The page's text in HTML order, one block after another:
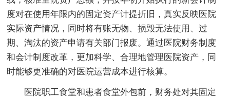
度对在使用年限内的固定资产计提折旧，真实反映医院
实际资产情况，同时将有账无物、损毁无法使用、过
期、淘汰的资产申请有关部门报废。通过医院财务制度
和会计制度改革，更加科学、合理地管理医院资产，同
时能够更准确的对医院运营成本进行核算。
医院职工食堂和患者食堂外包前，财务处对其固定